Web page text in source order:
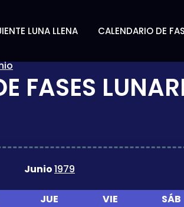
LUNA LLENA CALENDARIO DE
FASES
Junio1979
JUE VIE SÁB